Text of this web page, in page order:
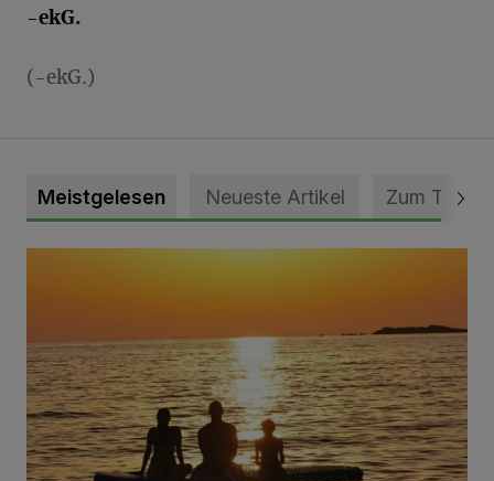
-ekG.
(-ekG.)
Meistgelesen Neueste Artikel Zum Thema
Die schönsten Sommermomente gesucht